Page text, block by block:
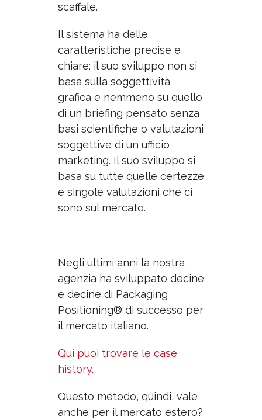
scaffale.
Il sistema ha delle
caratteristiche precise e
chiare: il suo sviluppo non si
basa sulla soggettività
grafica e nemmeno su quello
di un briefing pensato senza
basi scientifiche o valutazioni
soggettive di un ufficio
marketing. Il suo sviluppo si
basa su tutte quelle certezze
e singole valutazioni che ci
sono sul mercato.
Negli ultimi anni la nostra
agenzia ha sviluppato decine
e decine di Packaging
Positioning® di successo per
il mercato italiano.
Qui puoi trovare le case
history.
Questo metodo, quindi, vale
anche per il mercato estero?